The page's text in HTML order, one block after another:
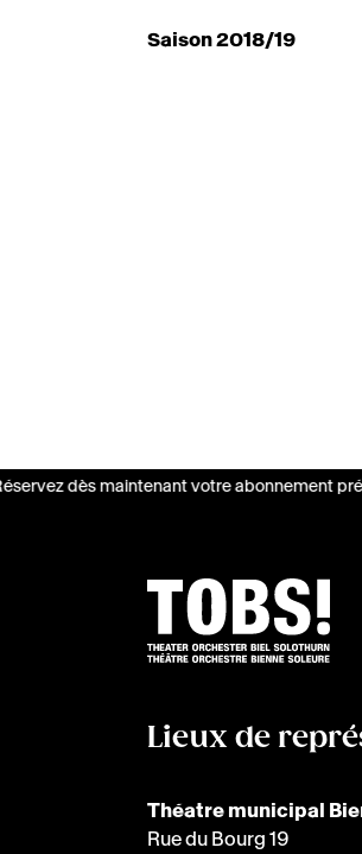
Saison 2018/19
dès maintenant votre abonnement
Lieux de
Théatre municipal
Rue du Bourg 19